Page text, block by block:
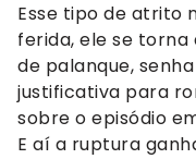
Esse tipo de atrito
ferida, ele se
de palanque,
justificativa para
sobre o episódio
E aí a ruptura